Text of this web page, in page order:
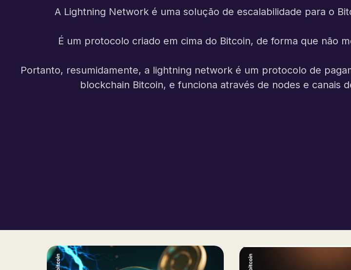
A Lightning Network é uma solução de escalabilidade para o
É um protocolo criado em cima do Bitcoin, de forma que não
Portanto, resumidamente, a lightning network é um protocolo de
blockchain Bitcoin, e funciona através de nodes e canais